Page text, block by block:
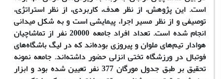
است. این پژوهش، از نظر هدف، کاربردی، از نظر استراتژی،
توصیفی و از نظر مسیر اجرا، پیمایشی است و به شکل میدانی
انجام شده است. تعداد افراد جامعه 20000 نفر از تماشاچیان
هوادار تیم‌های ملوان و پیروزی بوده‌اند که در لیگ باشگاه‌های
فوتبال در ورزشگاه تختی انزلی حضور داشته‌اند. جامعه نمونه
تحقیق بر طبق جدول مورگان 377 نفر تعیین شده بود و ابزار